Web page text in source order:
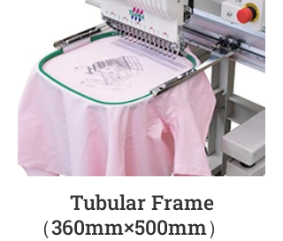
Tubular Frame
（360mm×500mm）